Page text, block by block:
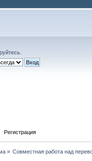
Регистрация
» Совместная работа над